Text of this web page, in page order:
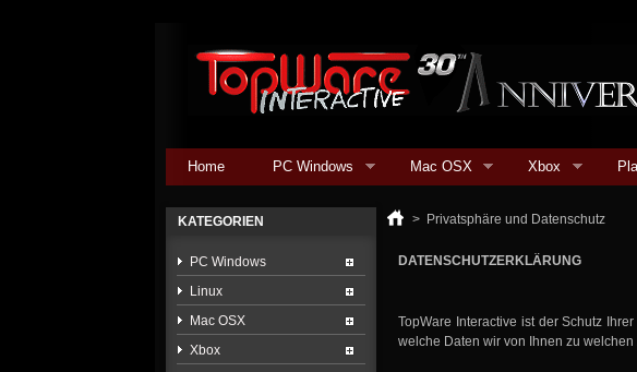
Home PC Windows Mac OSX Xbox
KATEGORIEN
PC Windows
Linux
Mac OSX
Xbox
> Privatsphäre und Datenschutz
DATENSCHUTZERKLÄRUNG
TopWare Interactive ist der Schutz
welche Daten wir von Ihnen zu